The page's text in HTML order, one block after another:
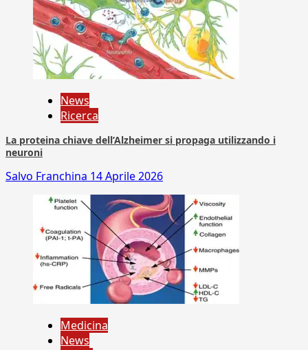
News
Ricerca
La proteina chiave dell’Alzheimer si propaga utilizzando i
neuroni
Salvo Franchina 14 Aprile 2026
Medicina
News